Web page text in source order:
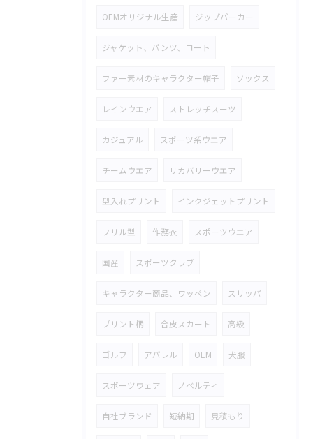
OEMオリジナル生産 ジップパーカー
ジャケット、パンツ、コート
ファー素材のキャラクター帽子 ソックス
レインウエア ストレッチスーツ
カジュアル スポーツ系ウエア
チームウエア リカバリーウエア
型入れプリント インクジェットプリント
フリル型 作務衣 スポーツウエア
国産 スポーツクラブ
キャラクター商品、ワッペン スリッパ
プリント柄 合皮スカート 高級
ゴルフ アパレル OEM 犬服
スポーツウェア ノベルティ
自社ブランド 短納期 見積もり